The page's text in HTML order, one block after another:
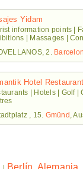
Yidam
information points |
| Massages |
2.
Hotel
| Hotels | Golf |
, 15. Gmünd ,
Berlín, Alemania